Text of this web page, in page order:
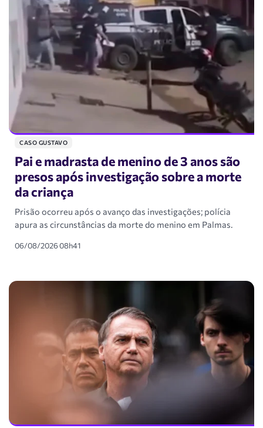
CASO GUSTAVO
Pai e madrasta de menino de 3 anos são
presos após investigação sobre a morte
da criança
Prisão ocorreu após o avanço das investigações; polícia
apura as circunstâncias da morte do menino em Palmas.
06/08/2026 08h41